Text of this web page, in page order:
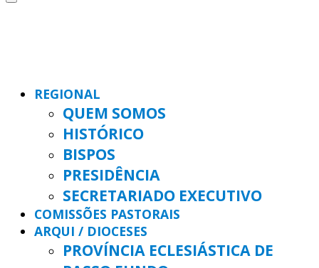
REGIONAL
QUEM SOMOS
HISTÓRICO
BISPOS
PRESIDÊNCIA
SECRETARIADO EXECUTIVO
COMISSÕES PASTORAIS
ARQUI / DIOCESES
PROVÍNCIA ECLESIÁSTICA DE